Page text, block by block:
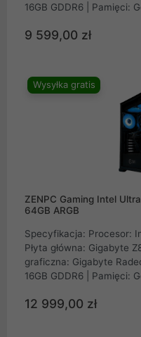
16GB GDDR6 | Pamięci:
DDR5 6400MHz CL32 |
Lite 2TB M.2 PCIe NVMe
TG ARGB | Zasilacz:
Valkyrie A360
9 599,00 zł
Wysyłka gratis
ZENPC Gaming Intel
64GB ARGB
Specyfikacja: Procesor:
Płyta główna: Gigabyte
graficzna: Gigabyte
16GB GDDR6 | Pamięci: GoodRam IRDM 64GB (2x32GB)
6000MHz CL30 | Dysk:
M.2 PCIe NVMe Gen4 |
Zasilacz: Seasonic
12 999,00 zł